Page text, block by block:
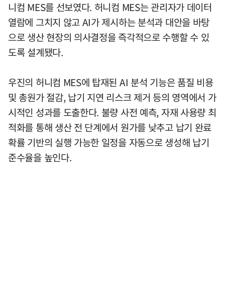
니컴 MES를 선보였다. 허니컴 MES는 관리자가 데이터
열람에 그치지 않고 AI가 제시하는 분석과 대안을 바탕
으로 생산 현장의 의사결정을 즉각적으로 수행할 수 있
도록 설계됐다.
우진의 허니컴 MES에 탑재된 AI 분석 기능은 품질 비용
및 총원가 절감, 납기 지연 리스크 제거 등의 영역에서 가
시적인 성과를 도출한다. 불량 사전 예측, 자재 사용량 최
적화를 통해 생산 전 단계에서 원가를 낮추고 납기 완료
확률 기반의 실행 가능한 일정을 자동으로 생성해 납기
준수율을 높인다.